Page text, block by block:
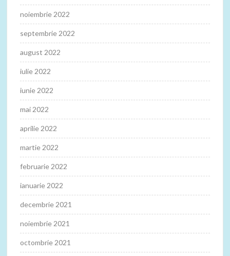
noiembrie 2022
septembrie 2022
august 2022
iulie 2022
iunie 2022
mai 2022
aprilie 2022
martie 2022
februarie 2022
ianuarie 2022
decembrie 2021
noiembrie 2021
octombrie 2021